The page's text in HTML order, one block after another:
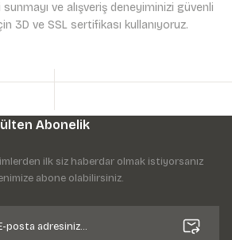
ve alışveriş deneyiminizi güvenli
3D ve SSL sertifikası kullanıyoruz.
Abonelik
ilk siz haberdar olmak istiyorsanız
abone olabilirsiniz.